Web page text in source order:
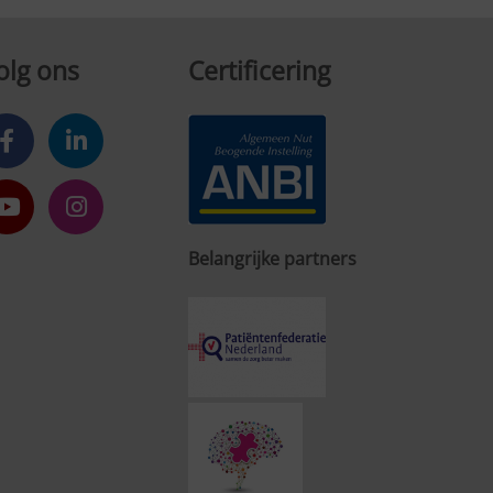
ons Certificering
Belangrijke partners